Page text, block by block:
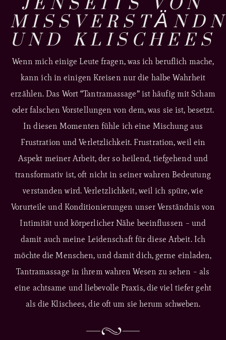
UND KLISCHEES
Wenn mich einige Leute fragen, was ich beruflich mache,
kann ich in einigen Kreisen nur die halbe Wahrheit
erzählen. Das Wort “Tantramassage” ist häufig mit Scham
oder falschen Vorstellungen von dem, was sie ist, besetzt.
In diesen Momenten fühle ich eine Mischung aus
Frustration und Verletzlichkeit. Frustration, weil ein
Aspekt meiner Arbeit, der so heilend, tiefgehend und
transformativ ist, oft nicht in seiner wahren Bedeutung
verstanden wird. Verletzlichkeit, weil ich spüre, wie
Vorurteile und Konditionierungen unser Verständnis von
Intimität und körperlicher Nähe beeinflussen – und
damit auch meine Leidenschaft für diese Arbeit. Ich
möchte die Menschen, und damit dich, gerne einladen,
Tantramassage in ihrem wahren Wesen zu sehen – als
eine achtsame und liebevolle Praxis, die viel tiefer geht
als die Klischees, die oft um sie herum schweben.